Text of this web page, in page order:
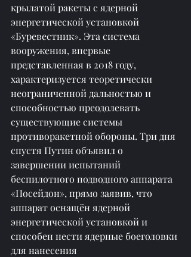
крылатой ракеты с ядерной
энергетической установкой
«Буревестник». Эта система
вооружения, впервые
представленная в 2018 году,
характеризуется теоретически
неограниченной дальностью и
способностью преодолевать
существующие системы
противоракетной обороны. Три дня
спустя Путин объявил о
завершении испытаний
беспилотного подводного аппарата
«Посейдон», прямо заявив, что
аппарат оснащён ядерной
энергетической установкой и
способен нести ядерные боеголовки
для нанесения